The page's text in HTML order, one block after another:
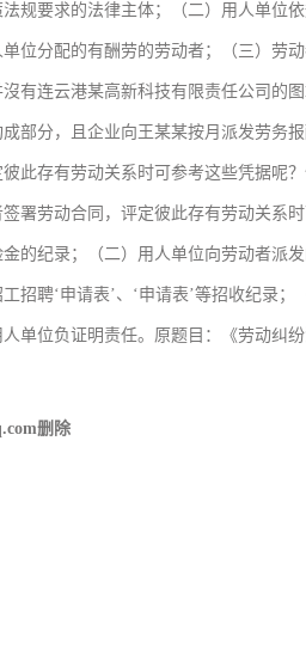
规要求的法律主体；（二）用人单位
位分配的有酬劳的劳动者；（三）劳
有连云港某高新科技有限责任公司的
部分，且企业向王某某按月派发劳务
此存有劳动关系时可参考这些凭据呢
署劳动合同，评定彼此存有劳动关系
的纪录；（二）用人单位向劳动者派
招聘‘申请表’、‘申请表’等招收纪录
单位负证明责任。原题目：《劳动纠
删除